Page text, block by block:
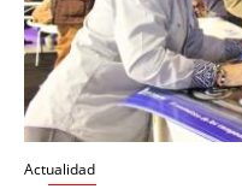
Actualidad